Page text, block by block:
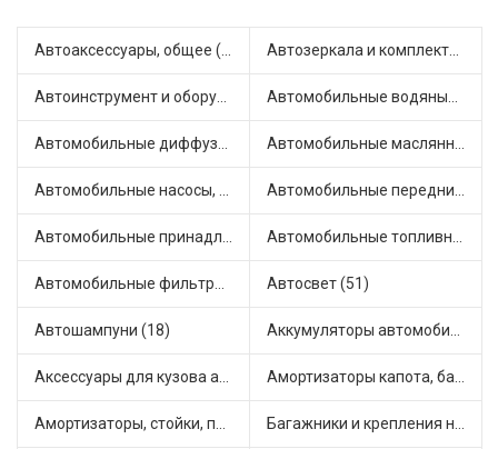
Автоаксессуары, общее (1) Автозеркала и комплектующие (11)
Автоинструмент и оборудование (7) Автомобильные водяные насосы (14)
Автомобильные диффузоры и вентиляторы (4) Автомобильные маслянные насосы (9)
Автомобильные насосы, компрессоры и манометры (1) Автомобильные передние фары (12)
Автомобильные принадлежности и аксессуары (6) Автомобильные топливные насосы (17)
Автомобильные фильтры (1) Автосвет (51)
Автошампуни (18) Аккумуляторы автомобильные (2)
Аксессуары для кузова автомобиля (1) Амортизаторы капота, багажника (6)
Амортизаторы, стойки, подушки стоек (36) Багажники и крепления на крышу (1)